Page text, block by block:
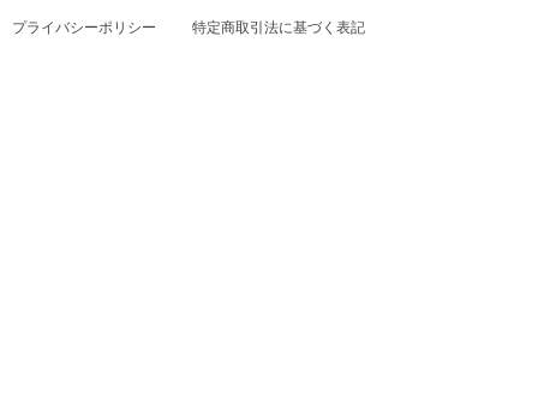
プライバシーポリシー 特定商取引法に基づく表記